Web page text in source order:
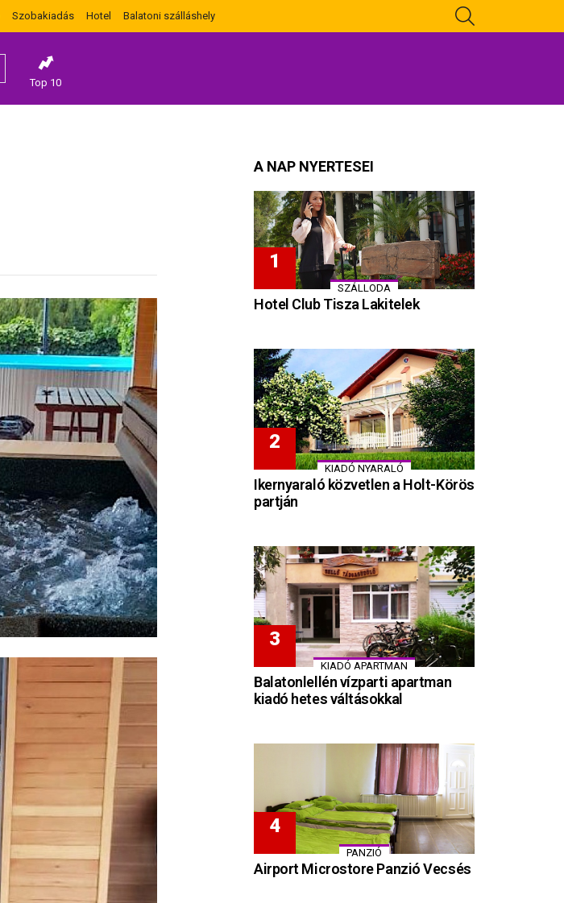
Szobakiadás Hotel Balatoni szálláshely
Top 10
A NAP NYERTESEI
SZÁLLODA
Hotel Club Tisza Lakitelek
KIADÓ NYARALÓ
Ikernyaraló közvetlen a Holt-Körös
partján
KIADÓ APARTMAN
Balatonlellén vízparti apartman
kiadó hetes váltásokkal
PANZIÓ
Airport Microstore Panzió Vecsés